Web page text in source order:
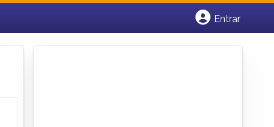
Entrar